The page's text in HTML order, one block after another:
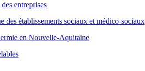
entreprises
des établissements sociaux et médico-sociaux
en Nouvelle-Aquitaine